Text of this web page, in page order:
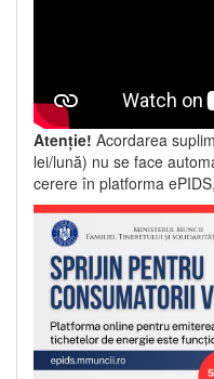
Atenție! Acordarea
lei/lună) nu se face
cerere în platforma